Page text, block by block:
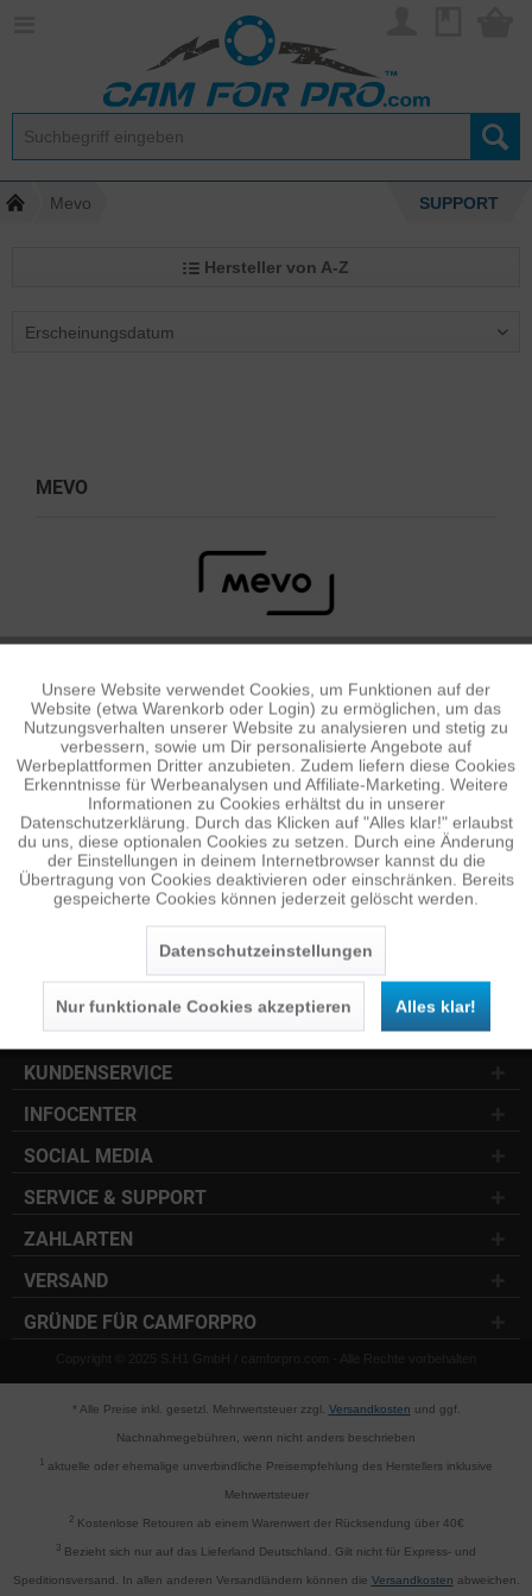
Mevo SUPPORT
Hersteller von A-Z
MEVO
NEWSLETTER
Jetzt anmelden und 10 € Gutschein sichern
habe ich zur Kenntnis
genommen.
KUNDENSERVICE
INFOCENTER
SOCIAL MEDIA
SERVICE & SUPPORT
ZAHLARTEN
VERSAND
GRÜNDE FÜR CAMFORPRO
Copyright © 2025 S.H1 GmbH / camforpro.com - Alle Rechte vorbehalten
* Alle Preise inkl. gesetzl. Mehrwertsteuer zzgl. Versandkosten und ggf.
Nachnahmegebühren, wenn nicht anders beschrieben
1 aktuelle oder ehemalige unverbindliche Preisempfehlung des Herstellers inklusive
Mehrwertsteuer
2Kostenlose Retouren ab einem Warenwert der Rücksendung über 40€
3 Bezieht sich nur auf das Lieferland Deutschland. Gilt nicht für Express- und
Speditionsversand. In allen anderen Versandländern können die Versandkosten abweichen.
Funktionale Aktiv
Tracking Inaktiv
Personalisierung Inaktiv
Service Inaktiv
Unsere Website verwendet Cookies, um Funktionen auf der
Website (etwa Warenkorb oder Login) zu ermöglichen, um das
Nutzungsverhalten unserer Website zu analysieren und stetig zu
verbessern, sowie um Dir personalisierte Angebote auf
Werbeplattformen Dritter anzubieten. Zudem liefern diese Cookies
Erkenntnisse für Werbeanalysen und Affiliate-Marketing. Weitere
Informationen zu Cookies erhältst du in unserer
Datenschutzerklärung. Durch das Klicken auf "Alles klar!" erlaubst
du uns, diese optionalen Cookies zu setzen. Durch eine Änderung
der Einstellungen in deinem Internetbrowser kannst du die
Übertragung von Cookies deaktivieren oder einschränken. Bereits
gespeicherte Cookies können jederzeit gelöscht werden.
Datenschutzeinstellungen
Nur funktionale Cookies akzeptieren Alles klar!